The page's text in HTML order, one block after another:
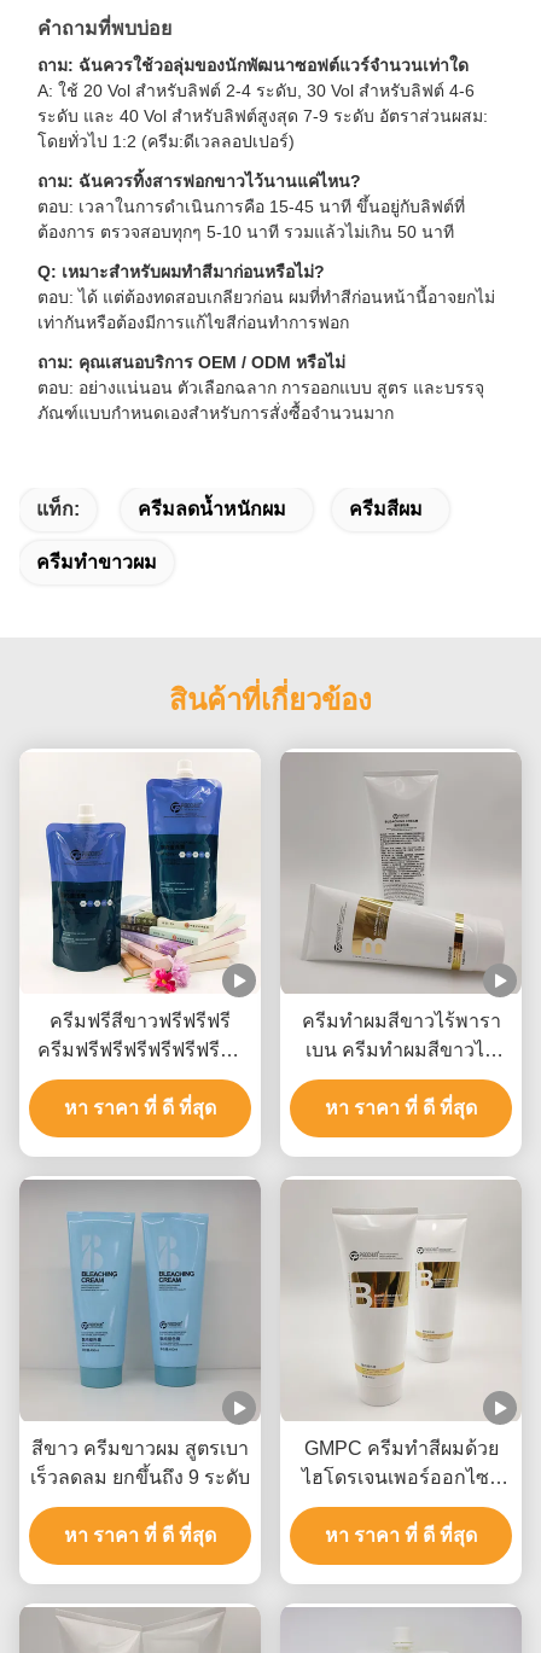
คำถามที่พบบ่อย
ถาม: ฉันควรใช้วอลุ่มของนักพัฒนาซอฟต์แวร์จำนวนเท่าใด
A: ใช้ 20 Vol สำหรับลิฟต์ 2-4 ระดับ, 30 Vol สำหรับลิฟต์ 4-6
ระดับ และ 40 Vol สำหรับลิฟต์สูงสุด 7-9 ระดับ อัตราส่วนผสม:
โดยทั่วไป 1:2 (ครีม:ดีเวลลอปเปอร์)
ถาม: ฉันควรทิ้งสารฟอกขาวไว้นานแค่ไหน?
ตอบ: เวลาในการดำเนินการคือ 15-45 นาที ขึ้นอยู่กับลิฟต์ที่
ต้องการ ตรวจสอบทุกๆ 5-10 นาที รวมแล้วไม่เกิน 50 นาที
Q: เหมาะสำหรับผมทำสีมาก่อนหรือไม่?
ตอบ: ได้ แต่ต้องทดสอบเกลียวก่อน ผมที่ทำสีก่อนหน้านี้อาจยกไม่
เท่ากันหรือต้องมีการแก้ไขสีก่อนทำการฟอก
ถาม: คุณเสนอบริการ OEM / ODM หรือไม่
ตอบ: อย่างแน่นอน ตัวเลือกฉลาก การออกแบบ สูตร และบรรจุ
ภัณฑ์แบบกำหนดเองสำหรับการสั่งซื้อจำนวนมาก
แท็ก: ครีมลดน้ำหนักผม ครีมสีผม
ครีมทําขาวผม
สินค้าที่เกี่ยวข้อง
ครีมฟรีสีขาวฟรีฟรีฟรี
ครีมฟรีฟรีฟรีฟรีฟรีฟรีฟรี
ฟรีฟรีฟรีฟรีฟรีฟรีฟรีฟรีฟรี
ฟรีฟรีฟรีฟรีฟรีฟรีฟรีฟรีฟรี
ฟรีฟรีฟรีฟรีฟรีฟรีฟรีฟรีฟรี
ฟรีฟรีฟรีฟรีฟรีฟรีฟรีฟรีฟรี
ฟรีฟรีฟรีฟรีฟรีฟรีฟรีฟรีฟรี
ฟรีฟรีฟรีฟรีฟรีฟรีฟรีฟรีฟรี
ฟรีฟรีฟรีฟรีฟรีฟรีฟรีฟรีฟรี
ฟรีฟรีฟรีฟรีฟรีฟรีฟรีฟรีฟรี
ฟรีฟรีฟรีฟรีฟรีฟรีฟรีฟรีฟรี
ฟรีฟรีฟรีฟรีฟรีฟรีฟรีฟรีฟรี
ฟรีฟรีฟรีฟรี
หา ราคา ที่ ดี ที่สุด
ครีมทําผมสีขาวไร้พารา
เบน ครีมทําผมสีขาวไม่
รุนแรง
หา ราคา ที่ ดี ที่สุด
สีขาว ครีมขาวผม สูตรเบา
เร็วลดลม ยกขึ้นถึง 9 ระดับ
หา ราคา ที่ ดี ที่สุด
GMPC ครีมทําสีผมด้วย
ไฮโดรเจนเพอร์ออกไซด์
แอมโมเนียมไฮโดรออก
ไซด์และน้ํามันแร่
หา ราคา ที่ ดี ที่สุด